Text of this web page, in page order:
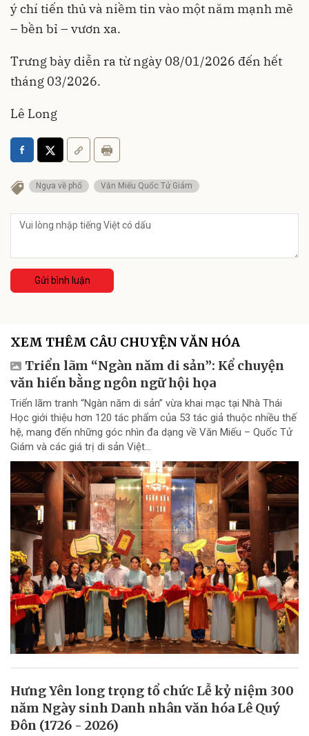
ý chí tiến thủ và niềm tin vào một năm mạnh mẽ
– bền bỉ – vươn xa.
Trưng bày diễn ra từ ngày 08/01/2026 đến hết
tháng 03/2026.
Lê Long
Ngựa về phố Văn Miếu Quốc Tử Giám
Gửi bình luận
XEM THÊM CÂU CHUYỆN VĂN HÓA
Triển lãm “Ngàn năm di sản”: Kể chuyện
văn hiến bằng ngôn ngữ hội họa
Triển lãm tranh “Ngàn năm di sản” vừa khai mạc tại Nhà Thái
Học giới thiệu hơn 120 tác phẩm của 53 tác giả thuộc nhiều thế
hệ, mang đến những góc nhìn đa dạng về Văn Miếu – Quốc Tử
Giám và các giá trị di sản Việt...
Hưng Yên long trọng tổ chức Lễ kỷ niệm 300
năm Ngày sinh Danh nhân văn hóa Lê Quý
Đôn (1726 - 2026)